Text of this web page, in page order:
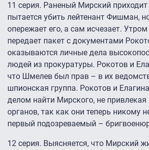
11 серия. Раненый Мирский приходит
пытается убить лейтенант Фишман,
опережает его, а сам исчезает.
передает пакет с документами
оказываются личные дела
людей из прокуратуры. Рокотов и
что Шмелев был прав – в их
шпионская группа. Рокотов и
делом найти Мирского, не привлекая
органов, так как они теперь никому
первый подозреваемый –
12 серия. Выясняется, что Мирский